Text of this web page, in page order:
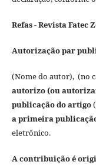
Refas - Revista Fatec
Autorização par
(Nome do autor), (no
autorizo (ou
publicação do artigo
a primeira
eletrônico.
A contribuição é